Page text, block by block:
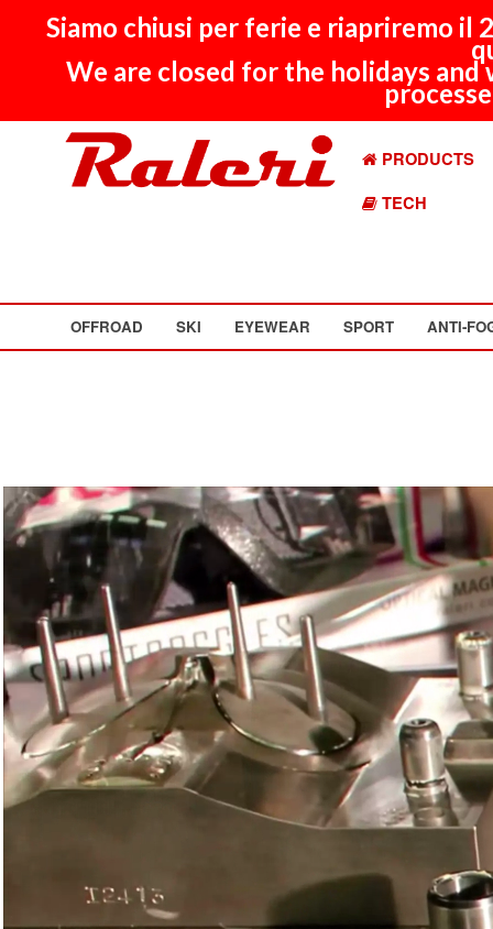
Siamo chiusi per ferie e riapriremo il
We are closed for the holidays
PRODUCTS
TECH
OFFROAD SKI EYEWEAR SPORT ANTI-